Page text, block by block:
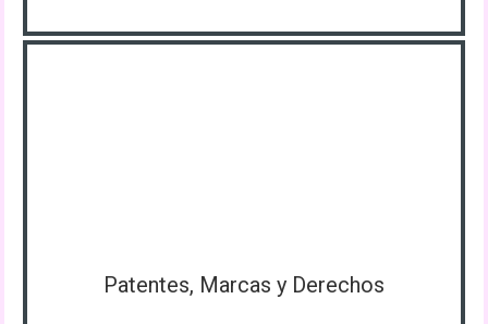
Patentes, Marcas y Derechos